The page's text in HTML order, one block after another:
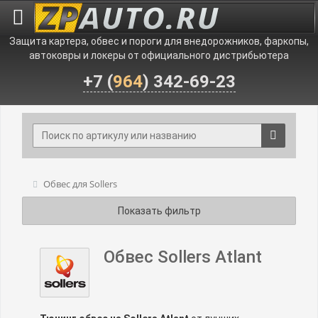
Защита картера, обвес и пороги для внедорожников, фаркопы,
автоковры и локеры от официального дистрибьютера
+7 (964) 342-69-23
Обвес для Sollers
Показать фильтр
Обвес Sollers Atlant